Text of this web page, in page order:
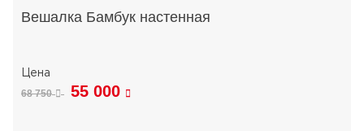
Вешалка Бамбук настенная
68 750 55 000